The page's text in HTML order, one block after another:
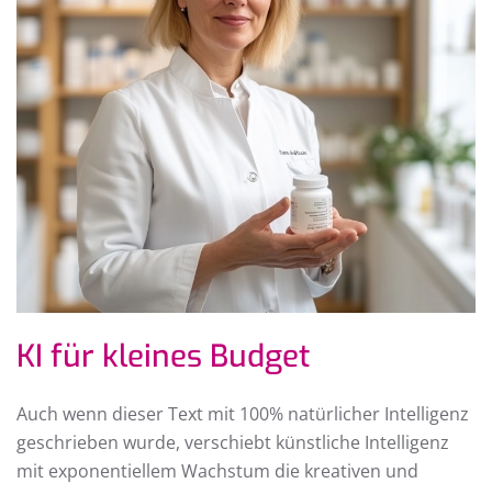
KI für kleines Budget
Auch wenn dieser Text mit 100% natürlicher Intelligenz
geschrieben wurde, verschiebt künstliche Intelligenz
mit exponentiellem Wachstum die kreativen und